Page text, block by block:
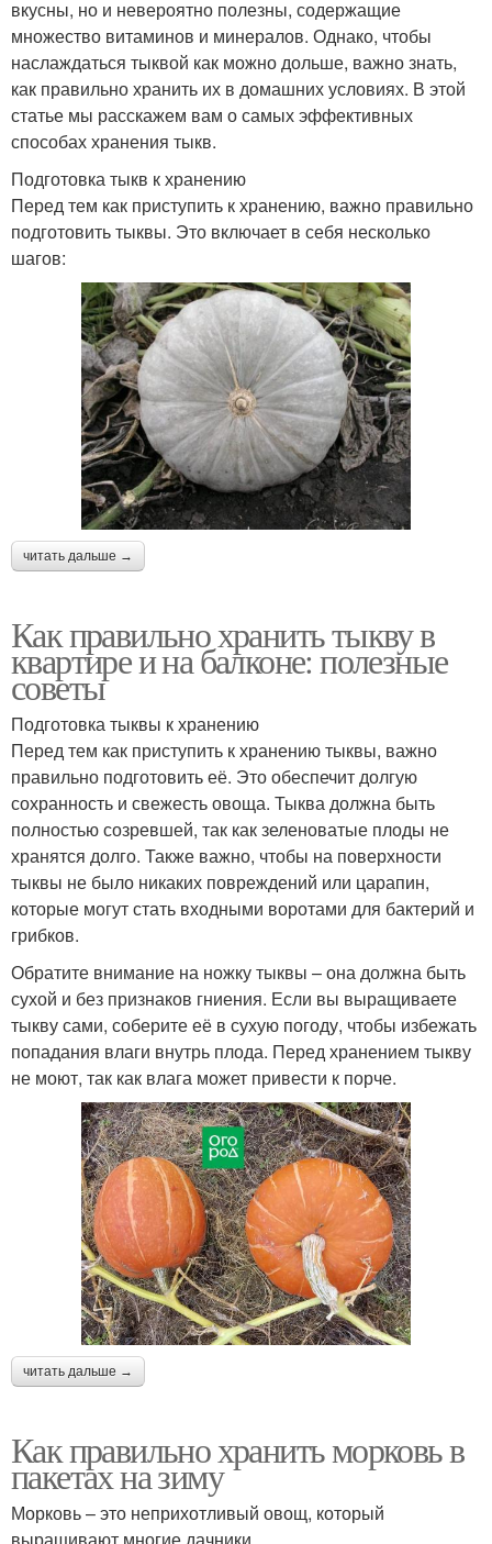
вкусны, но и невероятно полезны, содержащие
множество витаминов и минералов. Однако, чтобы
наслаждаться тыквой как можно дольше, важно знать,
как правильно хранить их в домашних условиях. В этой
статье мы расскажем вам о самых эффективных
способах хранения тыкв.
Подготовка тыкв к хранению
Перед тем как приступить к хранению, важно правильно
подготовить тыквы. Это включает в себя несколько
шагов:
читать дальше →
Как правильно хранить тыкву в
квартире и на балконе: полезные
советы
Подготовка тыквы к хранению
Перед тем как приступить к хранению тыквы, важно
правильно подготовить её. Это обеспечит долгую
сохранность и свежесть овоща. Тыква должна быть
полностью созревшей, так как зеленоватые плоды не
хранятся долго. Также важно, чтобы на поверхности
тыквы не было никаких повреждений или царапин,
которые могут стать входными воротами для бактерий и
грибков.
Обратите внимание на ножку тыквы – она должна быть
сухой и без признаков гниения. Если вы выращиваете
тыкву сами, соберите её в сухую погоду, чтобы избежать
попадания влаги внутрь плода. Перед хранением тыкву
не моют, так как влага может привести к порче.
читать дальше →
Как правильно хранить морковь в
пакетах на зиму
Морковь – это неприхотливый овощ, который
выращивают многие дачники.